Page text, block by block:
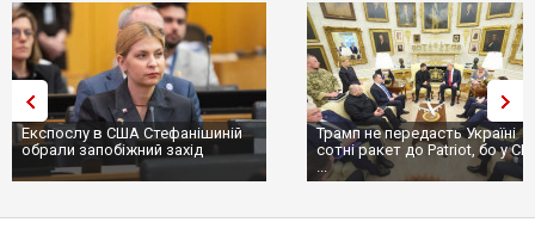
Експослу в США Стефанішиній
обрали запобіжний захід
Трамп не передасть Україні
сотні ракет до Patriot, бо у
...